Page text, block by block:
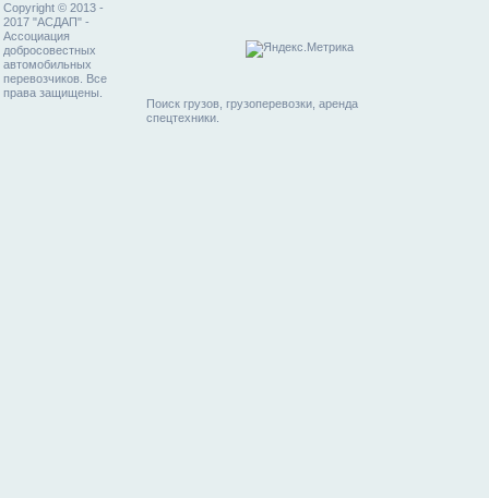
Copyright © 2013 -
2017 "АСДАП" -
Ассоциация
добросовестных
автомобильных
перевозчиков. Все
права защищены.
Поиск грузов, грузоперевозки, аренда
спецтехники.